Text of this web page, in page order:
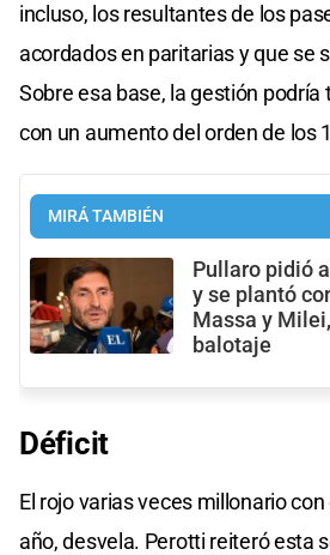
incluso, los resultantes de los
acordados en paritarias y que se
Sobre esa base, la gestión
con un aumento del orden de los
MIRÁ TAMBIÉN
Pullaro pidió
y se plantó
Massa y
balotaje
Déficit
El rojo varias veces millonario
año, desvela. Perotti reiteró esta